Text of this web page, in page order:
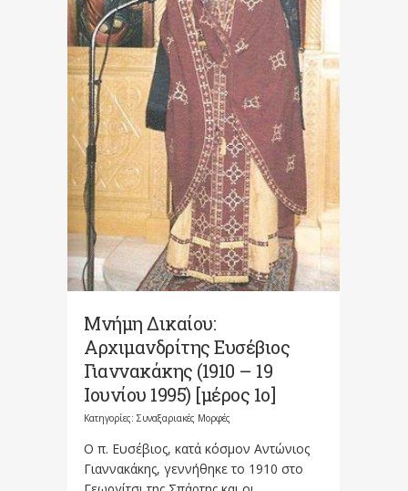
Μνήμη Δικαίου:
Αρχιμανδρίτης Ευσέβιος
Γιαννακάκης (1910 – 19
Ιουνίου 1995) [μέρος 1ο]
Κατηγορίες: Συναξαριακές Μορφές
Ο π. Ευσέβιος, κατά κόσμον Αντώνιος
Γιαννακάκης, γεννήθηκε το 1910 στο